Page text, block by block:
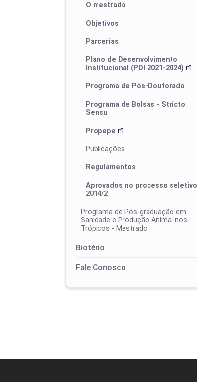
Eventos
I ProfEduca - Mostra de Produtos
Educacionais
O mestrado
Objetivos
Parcerias
Plano de Desenvolvimento
Institucional (PDI 2021-2024)
Programa de Pós-Doutorado
Programa de Bolsas - Stricto
Sensu
Propepe
Publicações
Regulamentos
Aprovados no processo seletivo
2014/2
Programa de Pós-graduação em
Sanidade e Produção Animal nos
Trópicos - Mestrado
Biotério
Fale Conosco